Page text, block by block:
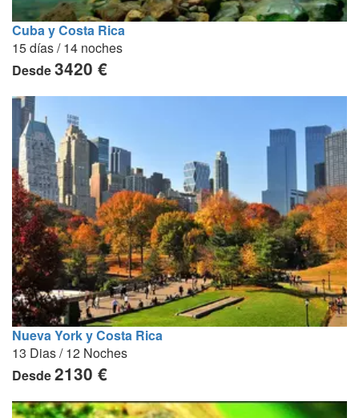
Cuba y Costa Rica
15 días / 14 noches
Desde3420 €
Nueva York y Costa Rica
13 Dias / 12 Noches
Desde2130 €